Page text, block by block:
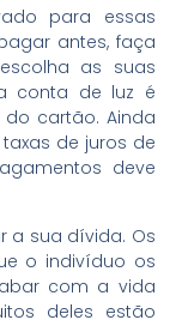
para essas
antes, faça
as suas
conta de luz é
cartão. Ainda
de juros de
deve
a sua dívida. Os
o indivíduo os
com a vida
deles estão